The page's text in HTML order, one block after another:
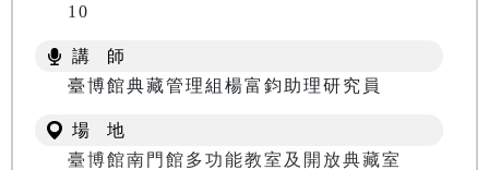
10
講 師
臺博館典藏管理組楊富鈞助理研究員
場 地
臺博館南門館多功能教室及開放典藏室